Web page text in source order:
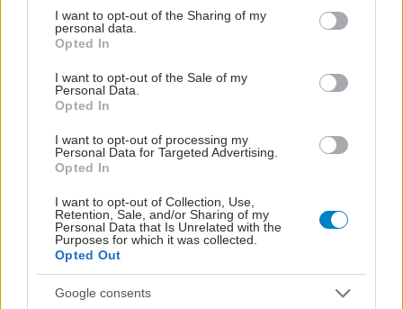
not limited to your visit or usage behaviour. You may click to
grant or deny consent to Google and its third-party tags to
use your data for below specified purposes in below Google
consent section.
I want to opt-out of the Sharing of my
personal data.
Opted In
I want to opt-out of the Sale of my
Personal Data.
Opted In
I want to opt-out of processing my
Personal Data for Targeted Advertising.
Opted In
I want to opt-out of Collection, Use,
Retention, Sale, and/or Sharing of my
Personal Data that Is Unrelated with the
Purposes for which it was collected.
Opted Out
Google consents